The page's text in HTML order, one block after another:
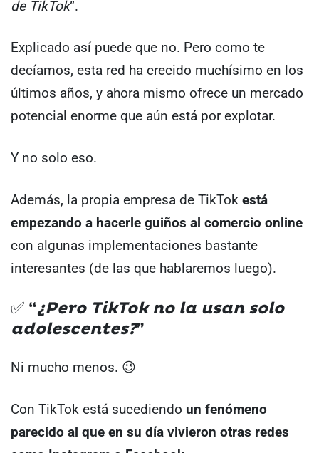
de TikTok”.
Explicado así puede que no. Pero como te
decíamos, esta red ha crecido muchísimo en los
últimos años, y ahora mismo ofrece un mercado
potencial enorme que aún está por explotar.
Y no solo eso.
Además, la propia empresa de TikTok está
empezando a hacerle guiños al comercio online
con algunas implementaciones bastante
interesantes (de las que hablaremos luego).
✅ “¿Pero TikTok no la usan solo
adolescentes?”
Ni mucho menos. 😉
Con TikTok está sucediendo un fenómeno
parecido al que en su día vivieron otras redes